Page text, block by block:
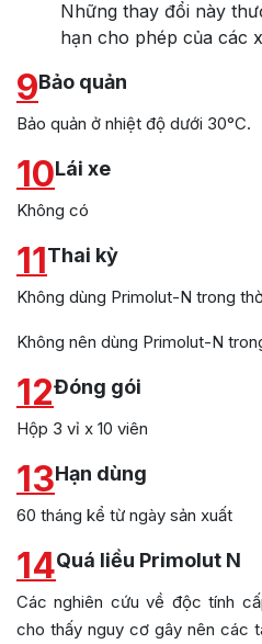
Những thay đổi này
hạn cho phép của các
9Bảo quản
Bảo quản ở nhiệt độ dưới 30°C.
10Lái xe
Không có
11Thai kỳ
Không dùng Primolut-N trong
Không nên dùng Primolut-N
12Đóng gói
Hộp 3 vỉ x 10 viên
13Hạn dùng
60 tháng kể từ ngày sản xuất
14Quá liều Primolut N
Các nghiên cứu về độc tính
cho thấy nguy cơ gây nên các